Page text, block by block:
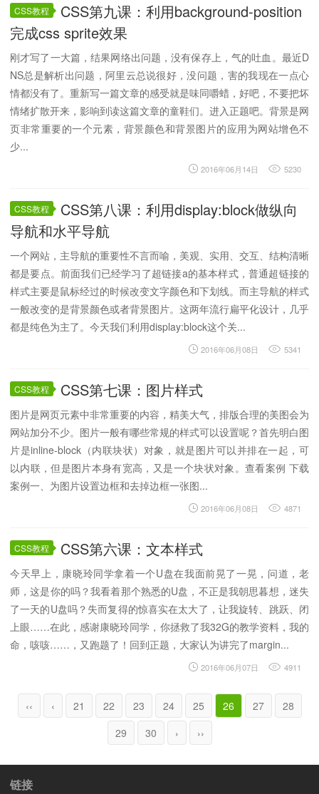
CSS教程
CSS第九课：利用background-position
完成css sprite效果
刚才写了一大篇，结果网络出问题，没有保存上，气的吐血。最近D
NS总是解析出问题，阿里云总说很好，没问题，害的我现在一点心
情都没有了。重新写一篇文章的感受就是味同嚼蜡，好吧，不要把坏
情绪扩散开来，影响到读这篇文章的童鞋们。进入正题吧。背景是网
页非常重要的一个元素，背景颜色和背景图片的应用为网站增色不
少...
2016年06月14日 5230
CSS教程
CSS第八课：利用display:block做纵向
导航和水平导航
一个网站，主导航的重要性不言而喻，美观、实用、交互、结构清晰
都是要点。前面我们已经学习了超链接a的基本样式，普通超链接的
样式主要是鼠标经过的时候改变文字颜色和下划线。而主导航的样式
一般改变的是背景颜色或者背景图片。这两年流行扁平化设计，几乎
都是纯色为主了。今天我们利用display:block这个关...
2016年06月08日 5341
CSS教程 CSS第七课：图片样式
图片是网页元素中非常重要的内容，精美大气，排版合理的美图会为
网站加分不少。图片一般有哪些常规的样式可以设置呢？首先明白图
片是inline-block（内联块状）对象，就是图片可以并排在一起，可
以内联，但是图片本身有宽高，又是一个块状对象。查看案例 下载
案例一、为图片设置边框和去掉边框一张图...
2016年06月08日 4871
CSS教程 CSS第六课：文本样式
今天早上，康晓玲同学拿着一个U盘在我面前晃了一晃，问道，老
师，这是你的吗？我看着那个熟悉的U盘，不正是我朝思暮想，迷失
了一天的U盘吗？失而复得的惊喜实在太大了，让我旋转、跳跃、闭
上眼……在此，感谢康晓玲同学，你拯救了我32G的教学资料，我的
命，咳咳……，又跑题了！回到正题，大家认为讲完了margin...
2016年06月07日 4911
‹‹ ‹ 21 22 23 24 25 26 27
28
29
30 › ››
链接